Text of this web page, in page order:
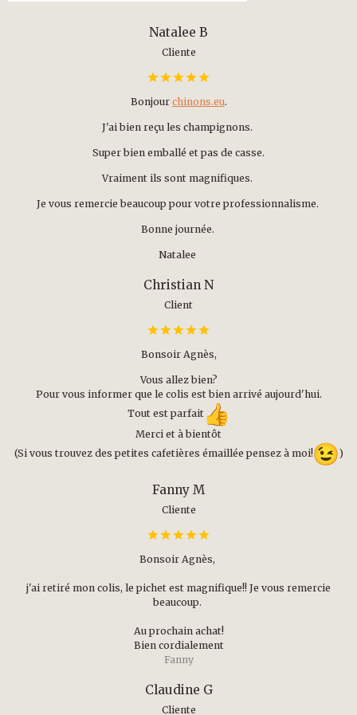
Natalee B
Cliente
Bonjour chinons.eu.
J'ai bien reçu les champignons.
Super bien emballé et pas de casse.
Vraiment ils sont magnifiques.
Je vous remercie beaucoup pour votre professionnalisme.
Bonne journée.
Natalee
Christian N
Client
Bonsoir Agnès,
Vous allez bien?
Pour vous informer que le colis est bien arrivé aujourd'hui.
Tout est parfait
Merci et à bientôt
(Si vous trouvez des petites cafetières émaillée pensez à moi!
)
Fanny M
Cliente
Bonsoir Agnès,
j'ai retiré mon colis, le pichet est magnifique!! Je vous remercie
beaucoup.
Au prochain achat!
Bien cordialement
Fanny
Claudine G
Cliente